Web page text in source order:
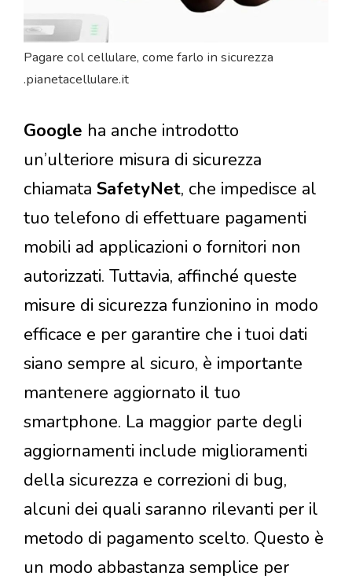
Pagare col cellulare, come farlo in sicurezza
.pianetacellulare.it
Google ha anche introdotto
un’ulteriore misura di sicurezza
chiamata SafetyNet, che impedisce al
tuo telefono di effettuare pagamenti
mobili ad applicazioni o fornitori non
autorizzati. Tuttavia, affinché queste
misure di sicurezza funzionino in modo
efficace e per garantire che i tuoi dati
siano sempre al sicuro, è importante
mantenere aggiornato il tuo
smartphone. La maggior parte degli
aggiornamenti include miglioramenti
della sicurezza e correzioni di bug,
alcuni dei quali saranno rilevanti per il
metodo di pagamento scelto. Questo è
un modo abbastanza semplice per